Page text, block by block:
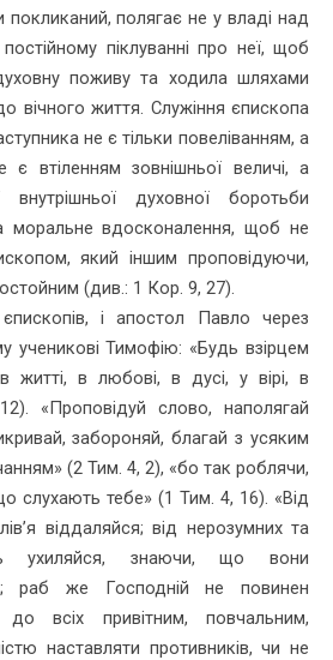
покликаний, полягає не у владі над
піклуванні про неї, щоб
поживу та ходила шляхами
вічного життя. Служіння єпископа
не є тільки повеліванням, а
втіленням зовнішньої величі, а
внутрішньої духовної боротьби
моральне вдосконалення, щоб не
який іншим проповідуючи,
(див.: 1 Кор. 9, 27).
і апостол Павло через
ученикові Тимофію: «Будь взірцем
житті, в любові, в дусі, у вірі, в
«Проповідуй слово, наполягай
забороняй, благай з усяким
(2 Тим. 4, 2), «бо так роблячи,
слухають тебе» (1 Тим. 4, 16). «Від
віддаляйся; від нерозумних та
ухиляйся, знаючи, що вони
раб же Господній не повинен
всіх привітним, повчальним,
наставляти противників, чи не